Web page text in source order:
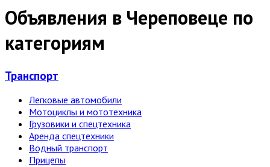
Объявления в Череповеце по
категориям
Транспорт
Легковые автомобили
Мотоциклы и мототехника
Грузовики и спецтехника
Аренда спецтехники
Водный транспорт
Прицепы